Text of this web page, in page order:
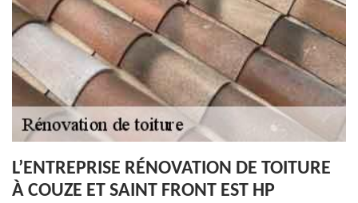
L’ENTREPRISE RÉNOVATION DE TOITURE
À COUZE ET SAINT FRONT EST HP